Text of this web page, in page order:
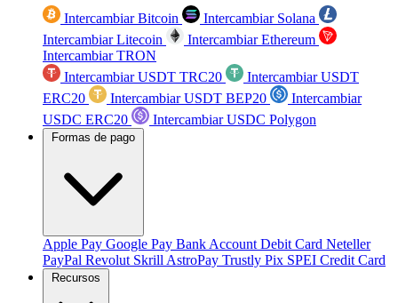
Intercambiar Bitcoin
Intercambiar Solana
Intercambiar Litecoin
Intercambiar Ethereum
Intercambiar TRON
Intercambiar USDT TRC20
Intercambiar USDT
ERC20
Intercambiar USDT BEP20
Intercambiar
USDC ERC20
Intercambiar USDC Polygon
Formas de pago
Apple Pay Google Pay Bank Account Debit Card Neteller
PayPal Revolut Skrill AstroPay Trustly Pix SPEI Credit Card
Recursos